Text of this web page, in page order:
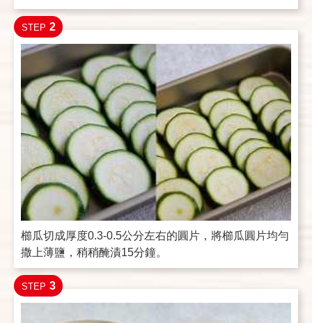
STEP 2
櫛瓜切成厚度0.3-0.5公分左右的圓片，將櫛瓜圓片均勻
撒上薄鹽，稍稍醃漬15分鐘。
STEP 3